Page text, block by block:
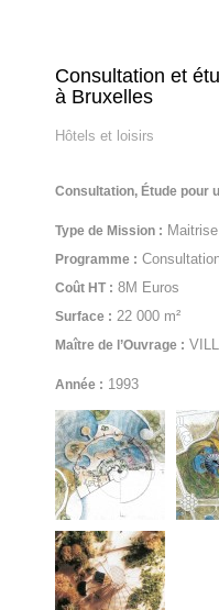
Consultation et
à Bruxelles
Hôtels et loisirs
Consultation, Étude pour
Type de Mission :
Programme :
Coût HT : 8M Euros
Surface : 22 000 m²
Maître de l’Ouvrage :
Année : 1993